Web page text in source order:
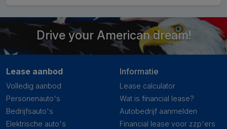
Drive your American dream!
Lease aanbod
Volledig aanbod
Personenauto's
Bedrijfsauto's
Elektrische auto's
Informatie
Lease calculator
Wat is financial lease?
Autobedrijf aanmelden
Financial lease voor zzp'ers